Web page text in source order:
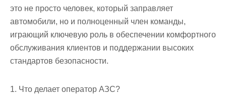
это не просто человек, который заправляет
автомобили, но и полноценный член команды,
играющий ключевую роль в обеспечении комфортного
обслуживания клиентов и поддержании высоких
стандартов безопасности.
1. Что делает оператор АЗС?